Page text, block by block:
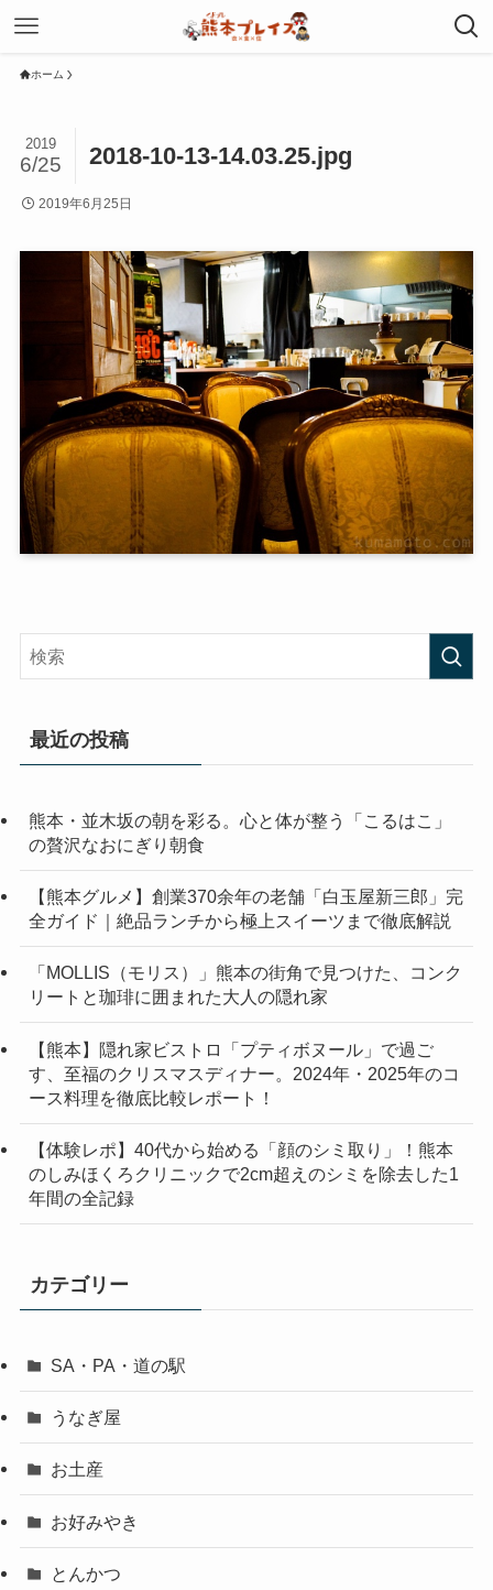
ホーム
2018-10-13-14.03.25.jpg
2019
6/25
2019年6月25日
最近の投稿
熊本・並木坂の朝を彩る。心と体が整う「こるはこ」
の贅沢なおにぎり朝食
【熊本グルメ】創業370余年の老舗「白玉屋新三郎」完
全ガイド｜絶品ランチから極上スイーツまで徹底解説
「MOLLIS（モリス）」熊本の街角で見つけた、コンク
リートと珈琲に囲まれた大人の隠れ家
【熊本】隠れ家ビストロ「プティボヌール」で過ご
す、至福のクリスマスディナー。2024年・2025年のコ
ース料理を徹底比較レポート！
【体験レポ】40代から始める「顔のシミ取り」！熊本
のしみほくろクリニックで2cm超えのシミを除去した1
年間の全記録
カテゴリー
SA・PA・道の駅
うなぎ屋
お土産
お好みやき
とんかつ